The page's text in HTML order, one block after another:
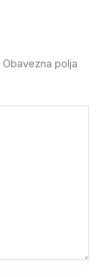
Obavezna polja